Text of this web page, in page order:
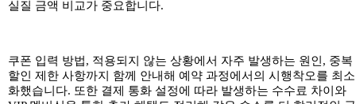
실질 금액 비교가 중요합니다.
쿠폰 입력 방법, 적용되지 않는 상황에서 자주 발생하는 원인, 중복
할인 제한 사항까지 함께 안내해 예약 과정에서의 시행착오를 최소
화했습니다. 또한 결제 통화 설정에 따라 발생하는 수수료 차이와